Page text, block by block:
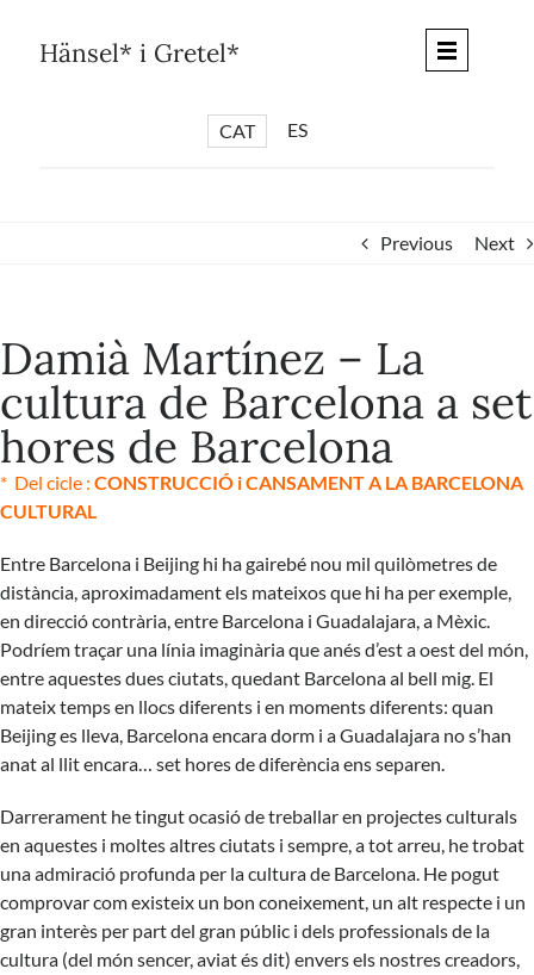
content
Hänsel* i Gretel*
CAT ES
*PISTES LITERÀRIES
* SÈRIE CULTURAL
*DIARI DEL DIA DESPRÉS
*QUIOSC HÄNSEL* i GRETEL*
* UNIVERS HÄNSEL* i GRETEL*
Previous Next
Damià Martínez – La
cultura de Barcelona a set
hores de Barcelona
* Del cicle : CONSTRUCCIÓ i CANSAMENT A LA BARCELONA
CULTURAL
Entre Barcelona i Beijing hi ha gairebé nou mil quilòmetres de
distància, aproximadament els mateixos que hi ha per exemple,
en direcció contrària, entre Barcelona i Guadalajara, a Mèxic.
Podríem traçar una línia imaginària que anés d’est a oest del món,
entre aquestes dues ciutats, quedant Barcelona al bell mig. El
mateix temps en llocs diferents i en moments diferents: quan
Beijing es lleva, Barcelona encara dorm i a Guadalajara no s’han
anat al llit encara… set hores de diferència ens separen.
Darrerament he tingut ocasió de treballar en projectes culturals
en aquestes i moltes altres ciutats i sempre, a tot arreu, he trobat
una admiració profunda per la cultura de Barcelona. He pogut
comprovar com existeix un bon coneixement, un alt respecte i un
gran interès per part del gran públic i dels professionals de la
cultura (del món sencer, aviat és dit) envers els nostres creadors,